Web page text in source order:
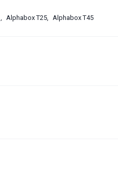
Alphabox T25 Alphabox T45